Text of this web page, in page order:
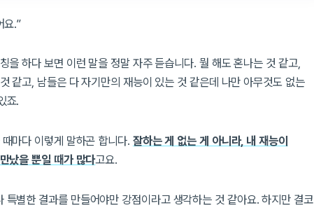
요.”
을 하다 보면 이런 말을 정말 자주 듣습니다. 뭘 해도 혼나는 것 같고,
같고, 남들은 다 자기만의 재능이 있는 것 같은데 나만 아무것도 없는
죠.
마다 이렇게 말하곤 합니다. 잘하는 게 없는 게 아니라, 내 재능이
났을 뿐일 때가 많다고요.
특별한 결과를 만들어야만 강점이라고 생각하는 것 같아요. 하지만 결코